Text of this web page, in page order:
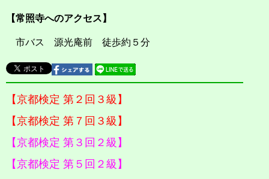
【常照寺へのアクセス】
市バス 源光庵前 徒歩約５分
【京都検定 第２回３級】
【京都検定 第７回３級】
【京都検定 第３回２級】
【京都検定 第５回２級】